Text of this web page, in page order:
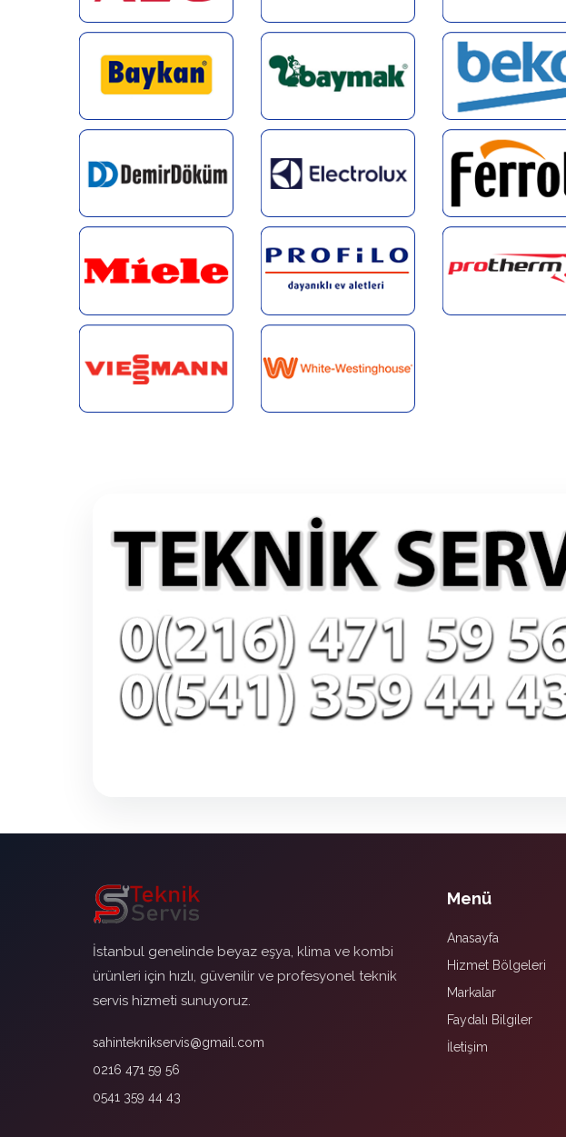
İstanbul genelinde beyaz eşya, klima ve kombi
ürünleri için hızlı, güvenilir ve profesyonel teknik
servis hizmeti sunuyoruz.
sahinteknikservis@gmail.com
0216 471 59 56
0541 359 44 43
Menü
Anasayfa
Hizmet Bölgeleri
Markalar
Faydalı Bilgiler
İletişim